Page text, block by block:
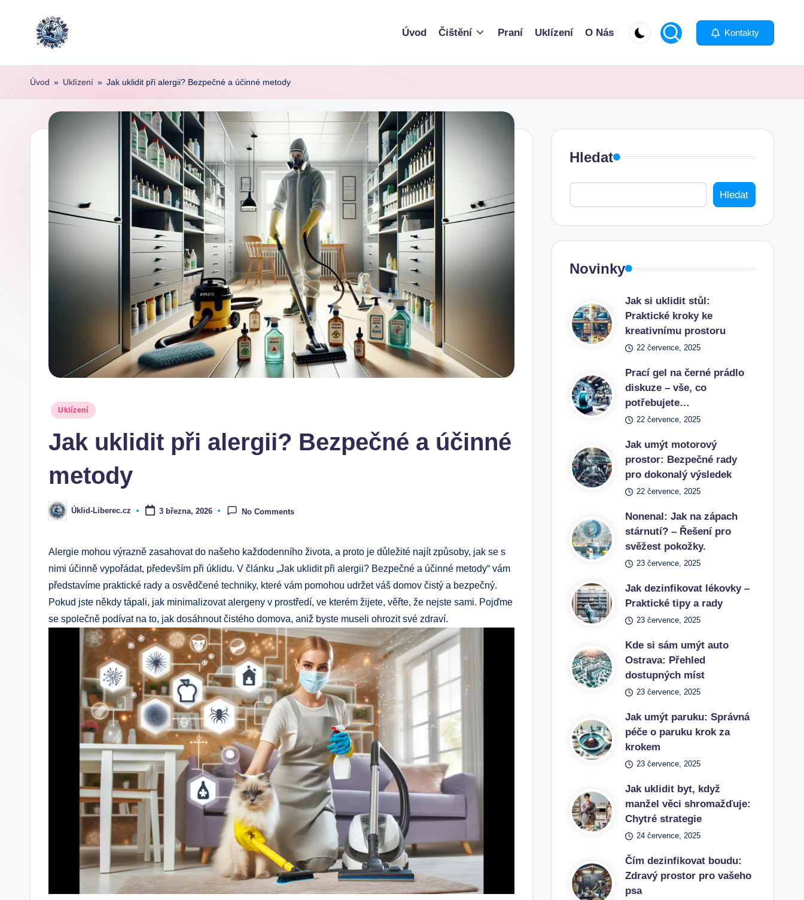
content
Úvod Čištění Praní Uklízení O Nás Kontakty
Úvod » Uklízení » Jak uklidit při alergii? Bezpečné a účinné metody
Posted
Uklízení
Jak uklidit při alergii? Bezpečné a účinné
metody
Posted
by
Úklid-Liberec.cz 3 března, 2026 No Comments
Alergie mohou výrazně zasahovat do našeho každodenního života, a proto je důležité najít způsoby, jak se s
nimi účinně vypořádat, především při úklidu. V článku „Jak uklidit při alergii? Bezpečné a účinné metody“ vám
představíme praktické rady a osvědčené techniky, které vám pomohou udržet váš domov čistý a bezpečný.
Pokud jste někdy tápali, jak minimalizovat alergeny v prostředí, ve kterém žijete, věřte, že nejste sami. Pojďme
se společně podívat na to, jak dosáhnout čistého domova, aniž byste museli ohrozit své zdraví.
Hledat
Hledat
Novinky
Jak si uklidit stůl:
Praktické kroky ke
kreativnímu prostoru
22 července, 2025
Prací gel na černé prádlo
diskuze – vše, co
potřebujete…
22 července, 2025
Jak umýt motorový
prostor: Bezpečné rady
pro dokonalý výsledek
22 července, 2025
Nonenal: Jak na zápach
stárnutí? – Řešení pro
svěžest pokožky.
23 července, 2025
Jak dezinfikovat lékovky –
Praktické tipy a rady
23 července, 2025
Kde si sám umýt auto
Ostrava: Přehled
dostupných míst
23 července, 2025
Jak umýt paruku: Správná
péče o paruku krok za
krokem
23 července, 2025
Jak uklidit byt, když
manžel věci shromažďuje:
Chytré strategie
24 července, 2025
Čím dezinfikovat boudu:
Zdravý prostor pro vašeho
psa